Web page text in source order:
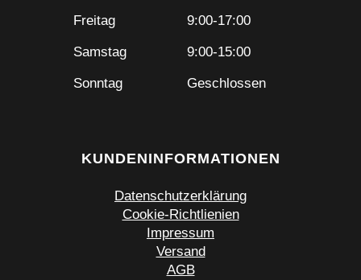
Freitag 9:00-17:00
Samstag 9:00-15:00
Sonntag Geschlossen
KUNDENINFORMATIONEN
Datenschutzerklärung
Cookie-Richtlienien
Impressum
Versand
AGB